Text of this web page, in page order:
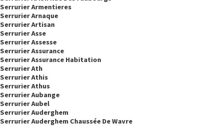
Serrurier Armentieres
Serrurier Arnaque
Serrurier Artisan
Serrurier Asse
Serrurier Assesse
Serrurier Assurance
Serrurier Assurance Habitation
Serrurier Ath
Serrurier Athis
Serrurier Athus
Serrurier Aubange
Serrurier Aubel
Serrurier Auderghem
Serrurier Auderghem Chaussée De Wavre